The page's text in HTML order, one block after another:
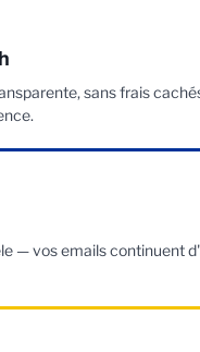
sans frais
— vos emails continuent